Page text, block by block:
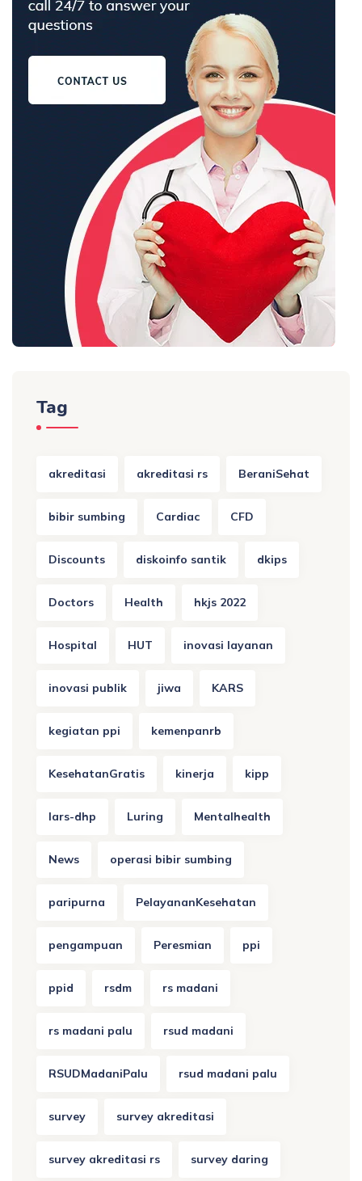
Tag
akreditasi akreditasi rs BeraniSehat
bibir sumbing Cardiac CFD
Discounts diskoinfo santik dkips
Doctors Health hkjs 2022
Hospital HUT inovasi layanan
inovasi publik jiwa KARS
kegiatan ppi kemenpanrb
KesehatanGratis kinerja kipp
lars-dhp Luring Mentalhealth
News operasi bibir sumbing
paripurna PelayananKesehatan
pengampuan Peresmian ppi
ppid rsdm rs madani
rs madani palu rsud madani
RSUDMadaniPalu rsud madani palu
survey survey akreditasi
survey akreditasi rs survey daring